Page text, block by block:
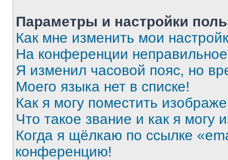
Параметры и настройки
Как мне изменить мои
На конференции
Я изменил часовой пояс, но
Моего языка нет в списке!
Как я могу поместить
Что такое звание и как я могу
Когда я щёлкаю по ссылке
конференцию!